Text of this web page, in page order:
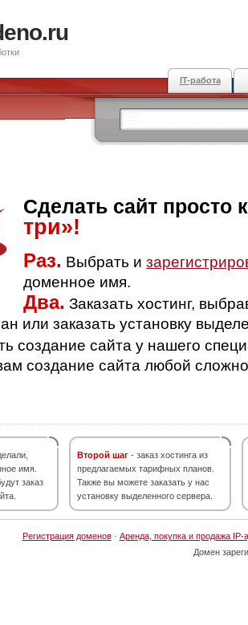
IT-работа
Сделать сайт просто
три»!
Раз. Выбрать и
доменное имя.
Два. Заказать хостинг,
или заказать установку
создание сайта у нашего
создание сайта любой
имя.
заказ
Второй шаг - заказ хостинга из
предлагаемых тарифных планов.
Также вы можете заказать у нас
установку выделенного сервера.
Регистрация доменов· Аренда, покупка и продажа IP-
Домен